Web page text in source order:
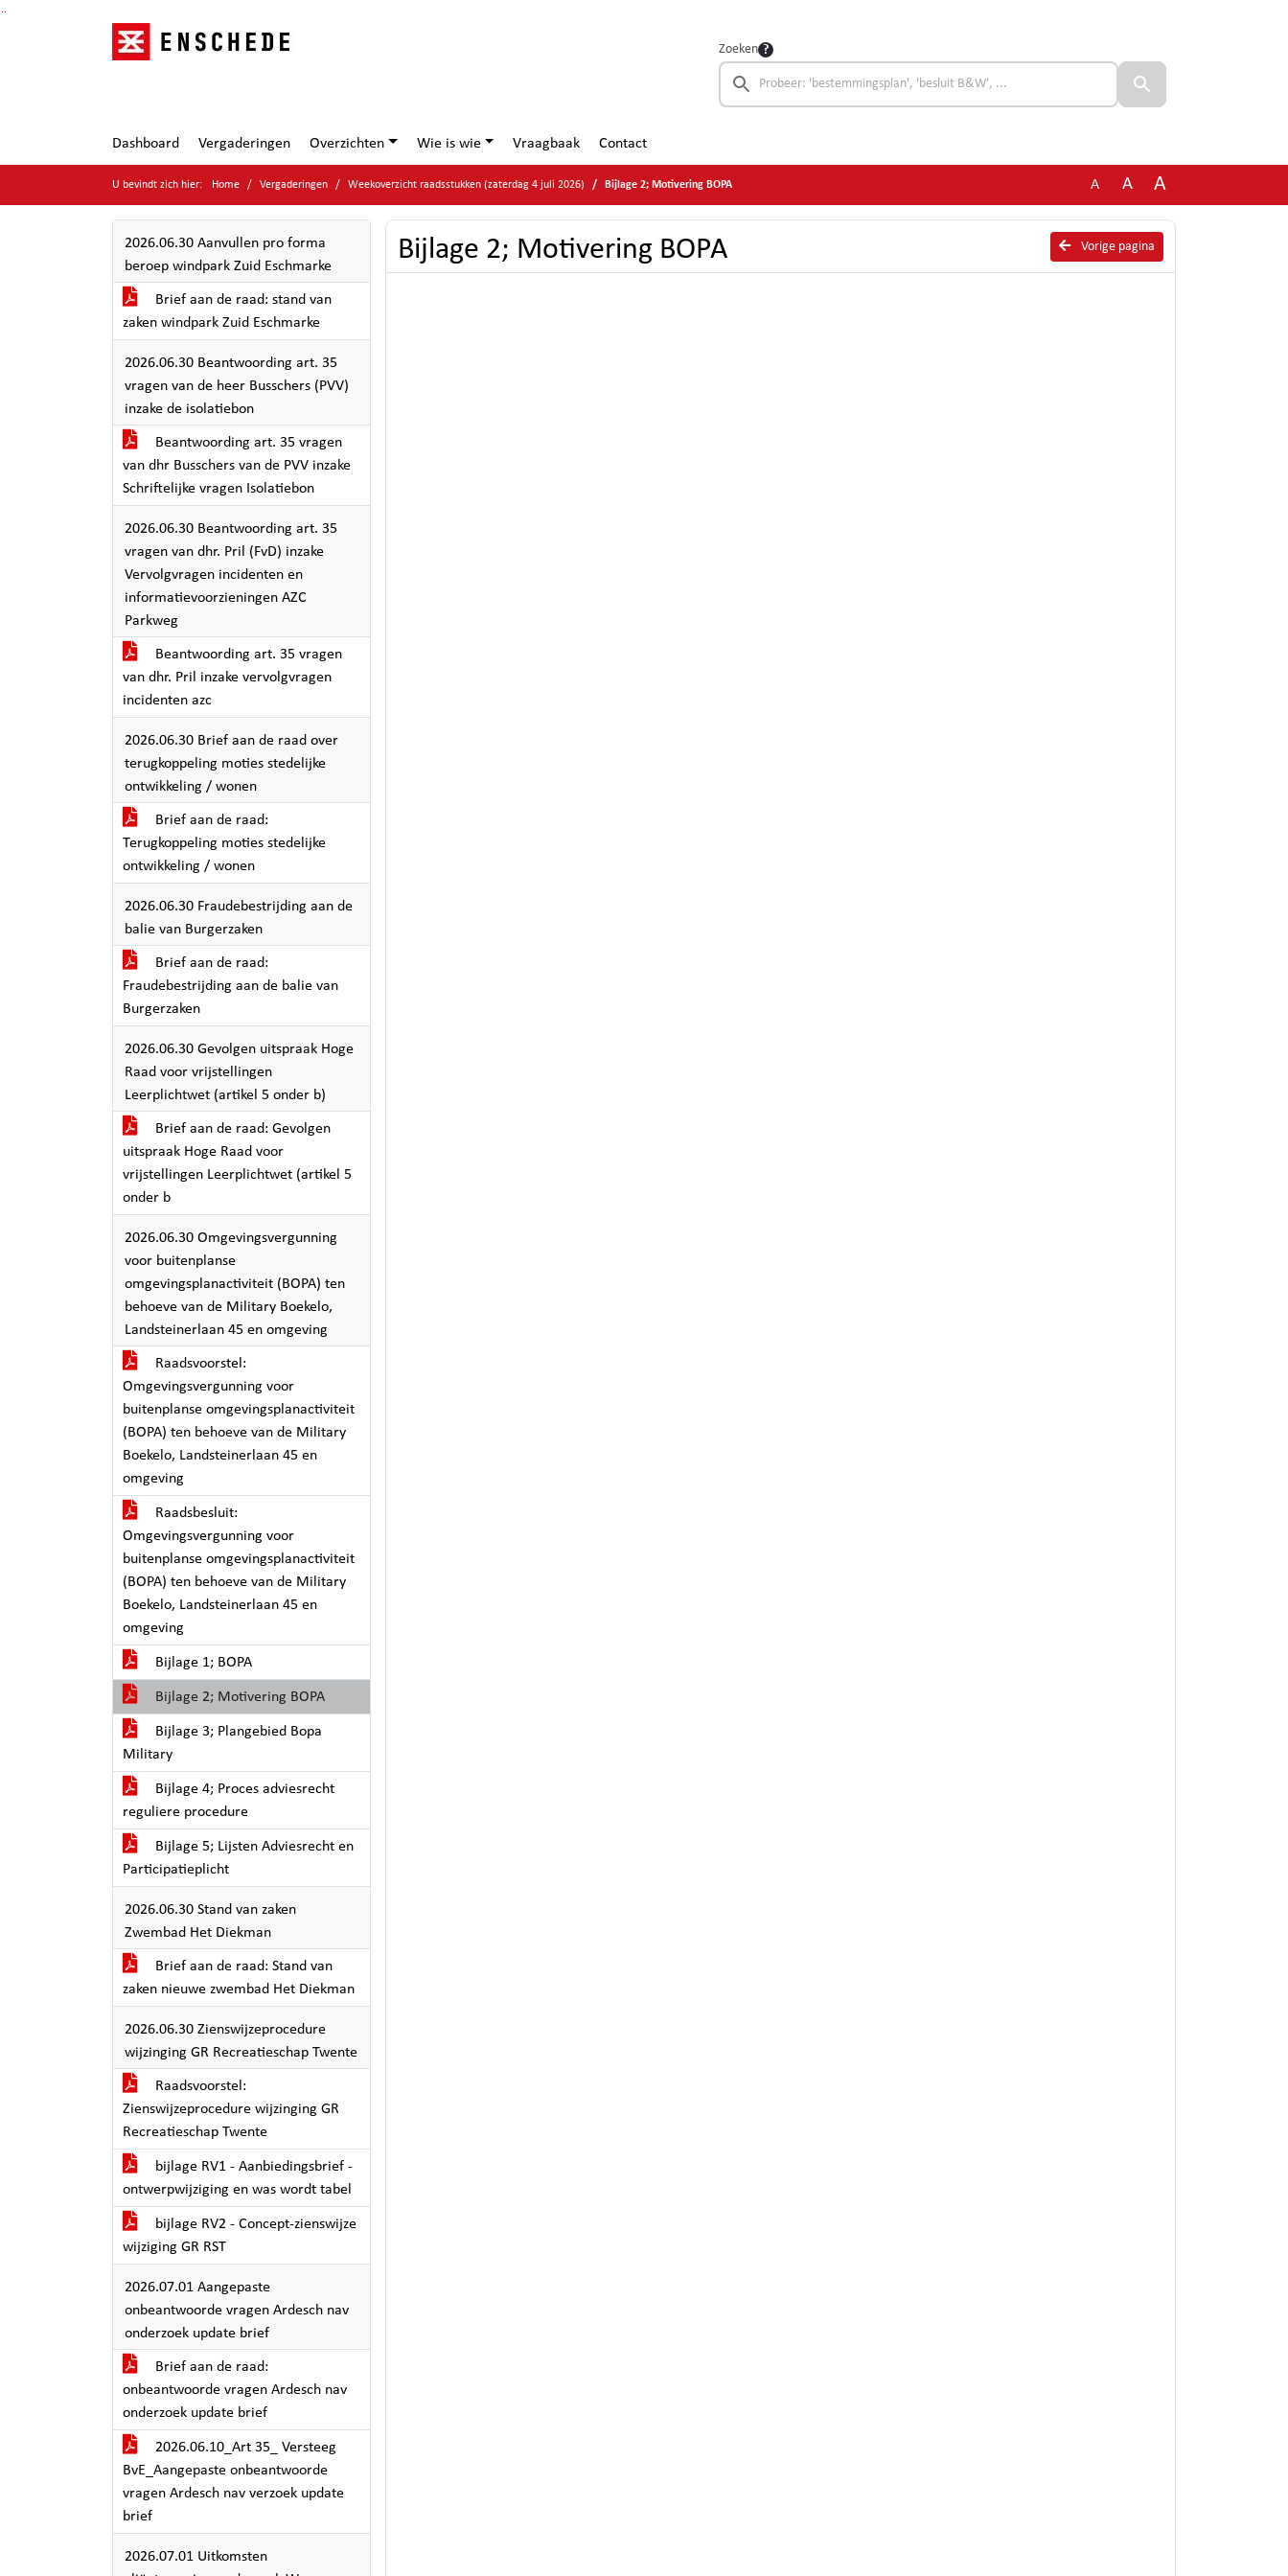
Ga naar de inhoud van deze pagina
Ga naar het zoeken
Ga naar het menu
Zoeken
Dashboard Vergaderingen Overzichten Wie is wie Vraagbaak Contact
U bevindt zich hier: Home Vergaderingen Weekoverzicht raadsstukken (zaterdag 4 juli 2026) Bijlage 2; Motivering BOPA A A A
2026.06.30 Aanvullen pro forma
beroep windpark Zuid Eschmarke
Brief aan de raad: stand van
zaken windpark Zuid Eschmarke
2026.06.30 Beantwoording art. 35
vragen van de heer Busschers (PVV)
inzake de isolatiebon
Beantwoording art. 35 vragen
van dhr Busschers van de PVV inzake
Schriftelijke vragen Isolatiebon
2026.06.30 Beantwoording art. 35
vragen van dhr. Pril (FvD) inzake
Vervolgvragen incidenten en
informatievoorzieningen AZC
Parkweg
Beantwoording art. 35 vragen
van dhr. Pril inzake vervolgvragen
incidenten azc
2026.06.30 Brief aan de raad over
terugkoppeling moties stedelijke
ontwikkeling / wonen
Brief aan de raad:
Terugkoppeling moties stedelijke
ontwikkeling / wonen
2026.06.30 Fraudebestrijding aan de
balie van Burgerzaken
Brief aan de raad:
Fraudebestrijding aan de balie van
Burgerzaken
2026.06.30 Gevolgen uitspraak Hoge
Raad voor vrijstellingen
Leerplichtwet (artikel 5 onder b)
Brief aan de raad: Gevolgen
uitspraak Hoge Raad voor
vrijstellingen Leerplichtwet (artikel 5
onder b
2026.06.30 Omgevingsvergunning
voor buitenplanse
omgevingsplanactiviteit (BOPA) ten
behoeve van de Military Boekelo,
Landsteinerlaan 45 en omgeving
Raadsvoorstel:
Omgevingsvergunning voor
buitenplanse omgevingsplanactiviteit
(BOPA) ten behoeve van de Military
Boekelo, Landsteinerlaan 45 en
omgeving
Raadsbesluit:
Omgevingsvergunning voor
buitenplanse omgevingsplanactiviteit
(BOPA) ten behoeve van de Military
Boekelo, Landsteinerlaan 45 en
omgeving
Bijlage 1; BOPA
Bijlage 2; Motivering BOPA
Bijlage 3; Plangebied Bopa
Military
Bijlage 4; Proces adviesrecht
reguliere procedure
Bijlage 5; Lijsten Adviesrecht en
Participatieplicht
2026.06.30 Stand van zaken
Zwembad Het Diekman
Brief aan de raad: Stand van
zaken nieuwe zwembad Het Diekman
2026.06.30 Zienswijzeprocedure
wijzinging GR Recreatieschap Twente
Raadsvoorstel:
Zienswijzeprocedure wijzinging GR
Recreatieschap Twente
bijlage RV1 - Aanbiedingsbrief -
ontwerpwijziging en was wordt tabel
bijlage RV2 - Concept-zienswijze
wijziging GR RST
2026.07.01 Aangepaste
onbeantwoorde vragen Ardesch nav
onderzoek update brief
Brief aan de raad:
onbeantwoorde vragen Ardesch nav
onderzoek update brief
2026.06.10_Art 35_ Versteeg
BvE_Aangepaste onbeantwoorde
vragen Ardesch nav verzoek update
brief
2026.07.01 Uitkomsten
Vorige pagina
Bijlage 2; Motivering BOPA